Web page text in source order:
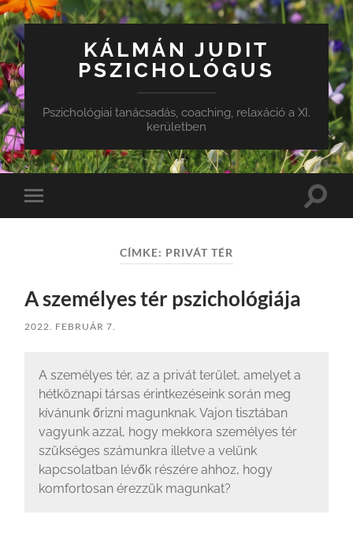
KÁLMÁN JUDIT
PSZICHOLÓGUS
Pszichológiai tanácsadás, coaching, relaxáció a XI.
kerületben
Toggle
mobile
Toggle
CÍMKE: PRIVÁT TÉR
A személyes tér pszichológiája
2022. FEBRUÁR 7.
A személyes tér, az a privát terület, amelyet a
hétköznapi társas érintkezéseink során meg
kívánunk őrizni magunknak. Vajon tisztában
vagyunk azzal, hogy mekkora személyes tér
szükséges számunkra illetve a velünk
kapcsolatban lévők részére ahhoz, hogy
komfortosan érezzük magunkat?